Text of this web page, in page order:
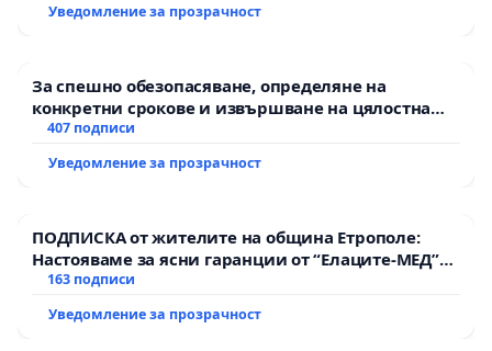
Уведомление за прозрачност
За спешно обезопасяване, определяне на
конкретни срокове и извършване на цялостна
рехабилитация на републиканския път между
Мирово - к.к. Момин проход
407 подписи
Уведомление за прозрачност
ПОДПИСКА от жителите на община Етрополе:
Настояваме за ясни гаранции от “Елаците-МЕД”
АД и от държавата, че ще се изпълнят всички
163 подписи
Уведомление за прозрачност